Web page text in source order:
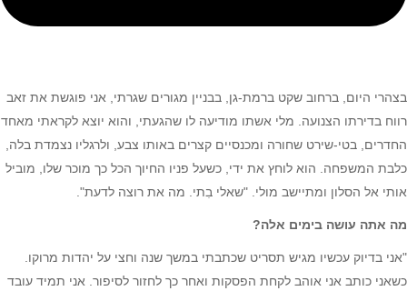
בצהרי היום, ברחוב שקט ברמת-גן, בבניין מגורים שגרתי, אני פוגשת את זאב
רווח בדירתו הצנועה. מלי אשתו מודיעה לו שהגעתי, והוא יוצא לקראתי מאחד
החדרים, בטי-שירט שחורה ומכנסיים קצרים באותו צבע, ולרגליו נצמדת בלה,
כלבת המשפחה. הוא לוחץ את ידי, כשעל פניו החיוך הכל כך מוכר שלו, מוביל
אותי אל הסלון ומתיישב מולי. "שאלי בִתי. מה את רוצה לדעת".
מה אתה עושה בימים אלה?
"אני בדיוק עכשיו מגיש תסריט שכתבתי במשך שנה וחצי על יהדות מרוקו.
כשאני כותב אני אוהב לקחת הפסקות ואחר כך לחזור לסיפור. אני תמיד עובד